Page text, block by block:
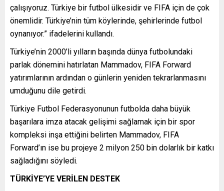
çalışıyoruz. Türkiye bir futbol ülkesidir ve FIFA için de çok
önemlidir. Türkiye’nin tüm köylerinde, şehirlerinde futbol
oynanıyor.” ifadelerini kullandı.
Türkiye’nin 2000’li yılların başında dünya futbolundaki
parlak dönemini hatırlatan Mammadov, FIFA Forward
yatırımlarının ardından o günlerin yeniden tekrarlanmasını
umduğunu dile getirdi.
Türkiye Futbol Federasyonunun futbolda daha büyük
başarılara imza atacak gelişimi sağlamak için bir spor
kompleksi inşa ettiğini belirten Mammadov, FIFA
Forward’ın ise bu projeye 2 milyon 250 bin dolarlık bir katkı
sağladığını söyledi.
TÜRKİYE’YE VERİLEN DESTEK